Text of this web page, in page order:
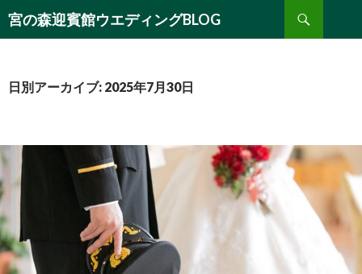
宮の森迎賓館ウエディングBLOG
検
索
ン
動
日別アーカイブ: 2025年7月30日